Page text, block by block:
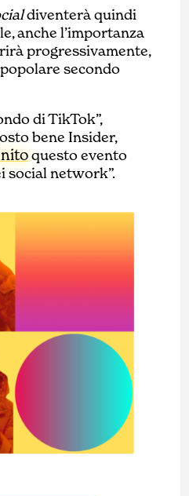
diventerà quindi
anche l’importanza
progressivamente,
secondo
di TikTok”,
bene Insider,
questo evento
social network”.